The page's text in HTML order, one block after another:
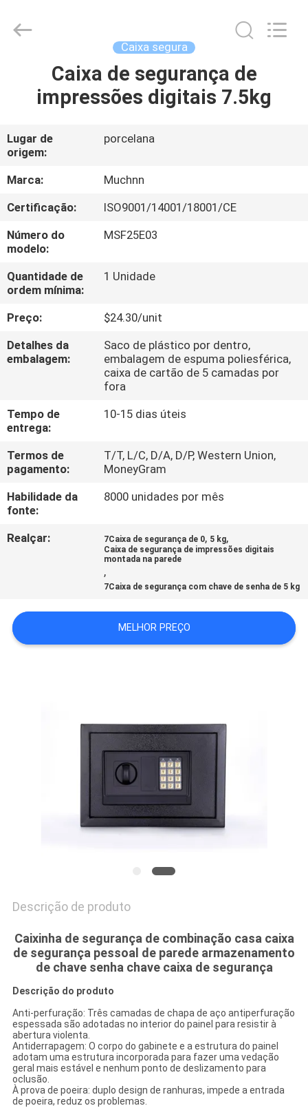
SOBRE
NÓS
EXCURSÃO
DA
FÁBRICA
CONTROLE
DA
QUALIDADE
CONTACTE-
NOS
NOTÍCIA
PEÇA
UMAS
MAPA
DO
Ltd..
Caixa segura
Caixa de segurança de
impressões digitais 7.5kg
Lugar de
origem:
porcelana
Marca:
Muchnn
Certificação:
ISO9001/14001/18001/CE
Número do
modelo:
MSF25E03
Quantidade de
ordem mínima:
1 Unidade
Preço:
$24.30/unit
Detalhes da
embalagem:
Saco de plástico por dentro,
embalagem de espuma poliesférica,
caixa de cartão de 5 camadas por
fora
Tempo de
entrega:
10-15 dias úteis
Termos de
pagamento:
T/T, L/C, D/A, D/P, Western Union,
MoneyGram
Habilidade da
fonte:
8000 unidades por mês
Realçar: 7Caixa de segurança de 0, 5 kg,
Caixa de segurança de impressões digitais
montada na parede
,
7Caixa de segurança com chave de senha de 5 kg
MELHOR PREÇO
Descrição de produto
Caixinha de segurança de combinação casa caixa
de segurança pessoal de parede armazenamento
de chave senha chave caixa de segurança
Descrição do produto
Anti-perfuração: Três camadas de chapa de aço antiperfuração
espessada são adotadas no interior do painel para resistir à
abertura violenta.
Antiderrapagem: O corpo do gabinete e a estrutura do painel
adotam uma estrutura incorporada para fazer uma vedação
geral mais estável e nenhum ponto de deslizamento para
oclusão.
À prova de poeira: duplo design de ranhuras, impede a entrada
de poeira, reduz os problemas.